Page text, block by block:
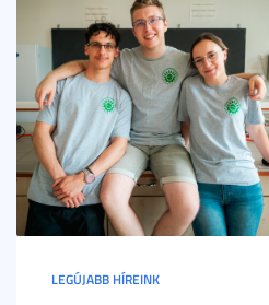
LEGÚJABB HÍREINK